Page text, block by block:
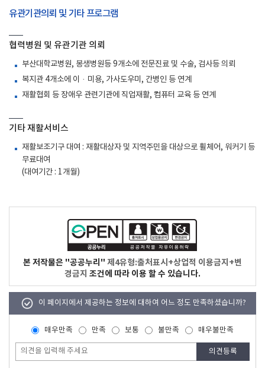
유관기관의뢰 및 기타 프로그램
협력병원 및 유관기관 의뢰
부산대학교병원, 봉생병원등 9개소에 전문진료 및 수술, 검사등 의뢰
복지관 4개소에 이ㆍ미용, 가사도우미, 간병인 등 연계
재활협회 등 장애우 관련기관에 직업재활, 컴퓨터 교육 등 연계
기타 재활서비스
재활보조기구 대여 : 재활대상자 및 지역주민을 대상으로 휠체어, 워커기 등
무료대여
(대여기간 : 1개월)
본 저작물은 "공공누리" 제4유형:출처표시+상업적 이용금지+변
경금지 조건에 따라 이용 할 수 있습니다.
이 페이지에서 제공하는 정보에 대하여 어느 정도 만족하셨습니까?
매우만족 만족 보통 불만족 매우불만족